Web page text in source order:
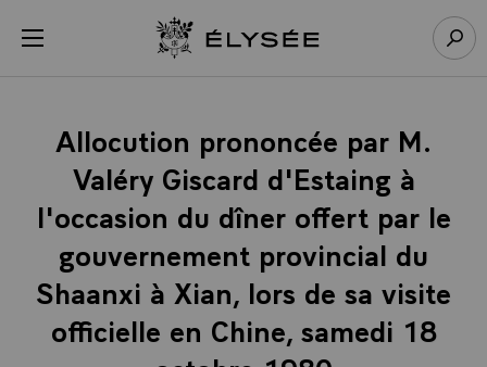
menu Retour à l’accueil Élysée
Allocution prononcée par M.
Valéry Giscard d'Estaing à
l'occasion du dîner offert par le
gouvernement provincial du
Shaanxi à Xian, lors de sa visite
officielle en Chine, samedi 18
Panneau de gestion des cookies